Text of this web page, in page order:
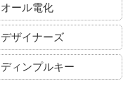
オール電化
デザイナーズ
ディンプルキー